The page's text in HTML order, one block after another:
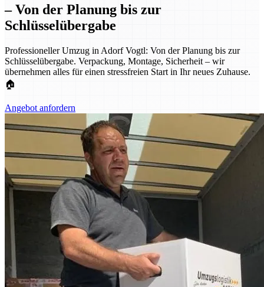
– Von der Planung bis zur
Schlüsselübergabe
Professioneller Umzug in Adorf Vogtl: Von der Planung bis zur
Schlüsselübergabe. Verpackung, Montage, Sicherheit – wir
übernehmen alles für einen stressfreien Start in Ihr neues Zuhause.
🏠
Angebot anfordern